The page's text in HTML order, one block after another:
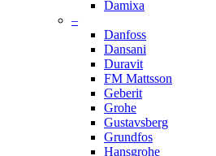
Damixa
–
Danfoss
Dansani
Duravit
FM Mattsson
Geberit
Grohe
Gustavsberg
Grundfos
Hansgrohe